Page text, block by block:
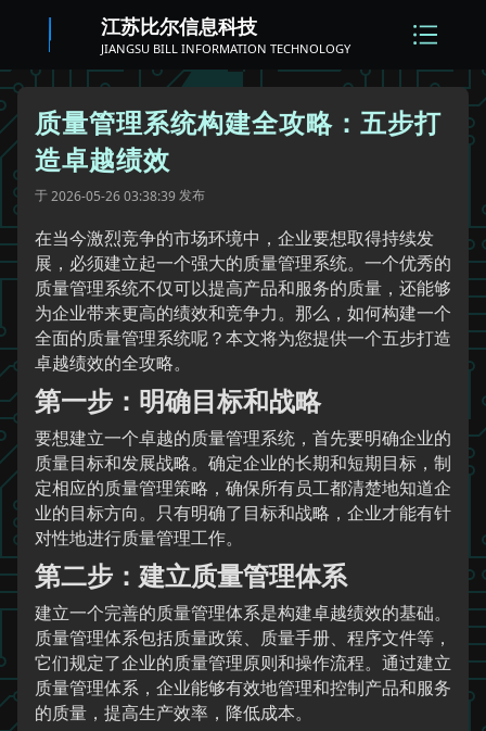
江苏比尔信息科技
JIANGSU BILL INFORMATION TECHNOLOGY
质量管理系统构建全攻略：五步打
造卓越绩效
于2026-05-26 03:38:39发布
在当今激烈竞争的市场环境中，企业要想取得持续发
展，必须建立起一个强大的质量管理系统。一个优秀的
质量管理系统不仅可以提高产品和服务的质量，还能够
为企业带来更高的绩效和竞争力。那么，如何构建一个
全面的质量管理系统呢？本文将为您提供一个五步打造
卓越绩效的全攻略。
第一步：明确目标和战略
要想建立一个卓越的质量管理系统，首先要明确企业的
质量目标和发展战略。确定企业的长期和短期目标，制
定相应的质量管理策略，确保所有员工都清楚地知道企
业的目标方向。只有明确了目标和战略，企业才能有针
对性地进行质量管理工作。
第二步：建立质量管理体系
建立一个完善的质量管理体系是构建卓越绩效的基础。
质量管理体系包括质量政策、质量手册、程序文件等，
它们规定了企业的质量管理原则和操作流程。通过建立
质量管理体系，企业能够有效地管理和控制产品和服务
的质量，提高生产效率，降低成本。